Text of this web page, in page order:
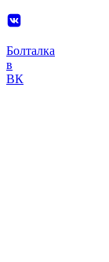
Болталка
в
ВК